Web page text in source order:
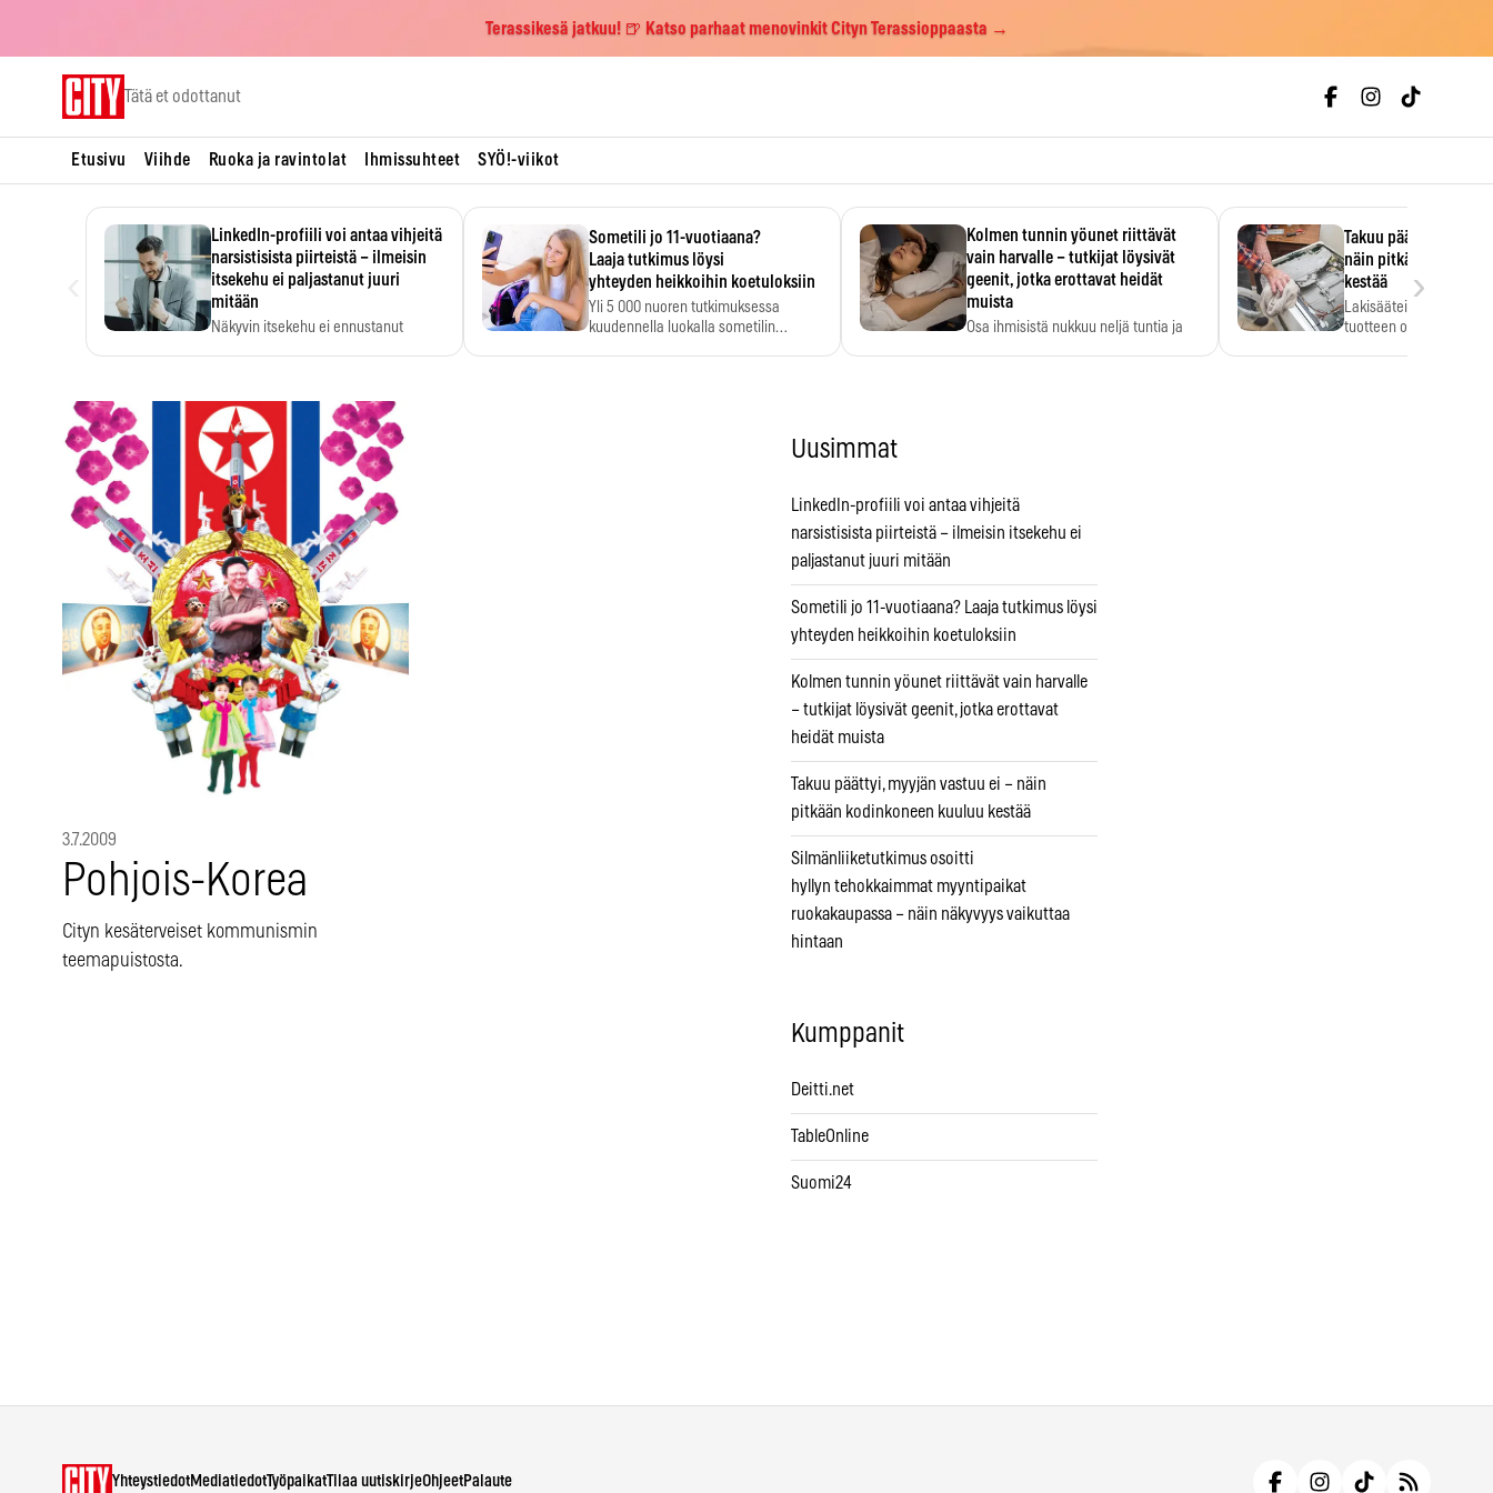
Terassikesä jatkuu! 🍺 Katso parhaat menovinkit Cityn Terassioppaasta →
Tätä et odottanut
Etusivu Viihde Ruoka ja ravintolat Ihmissuhteet SYÖ!-viikot
LinkedIn-profiili voi antaa vihjeitä
narsistisista piirteistä – ilmeisin
itsekehu ei paljastanut juuri
mitään
Näkyvin itsekehu ei ennustanut
Sometili jo 11-vuotiaana?
Laaja tutkimus löysi
yhteyden heikkoihin koetuloksiin
Yli 5 000 nuoren tutkimuksessa
kuudennella luokalla sometilin…
Kolmen tunnin yöunet riittävät
vain harvalle – tutkijat löysivät
geenit, jotka erottavat heidät
muista
Osa ihmisistä nukkuu neljä tuntia ja
Takuu päättyi,
näin pitkään
kestää
Lakisääteinen
tuotteen oletetun
›
3.7.2009
Pohjois-Korea
Cityn kesäterveiset kommunismin
teemapuistosta.
Uusimmat
LinkedIn-profiili voi antaa vihjeitä
narsistisista piirteistä – ilmeisin itsekehu ei
paljastanut juuri mitään
Sometili jo 11-vuotiaana? Laaja tutkimus löysi
yhteyden heikkoihin koetuloksiin
Kolmen tunnin yöunet riittävät vain harvalle
– tutkijat löysivät geenit, jotka erottavat
heidät muista
Takuu päättyi, myyjän vastuu ei – näin
pitkään kodinkoneen kuuluu kestää
Silmänliiketutkimus osoitti
hyllyn tehokkaimmat myyntipaikat
ruokakaupassa – näin näkyvyys vaikuttaa
hintaan
Kumppanit
Deitti.net
TableOnline
Suomi24
YhteystiedotMediatiedotTyöpaikatTilaa uutiskirjeOhjeetPalaute